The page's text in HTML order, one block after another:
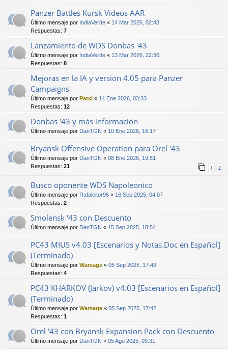
Panzer Battles Kursk Videos AAR
Último mensaje por IndiaVerde « 14 Mar 2026, 02:43
Respuestas: 7
Lanzamiento de WDS Donbas '43
Último mensaje por IndiaVerde « 13 Mar 2026, 22:36
Respuestas: 8
Mejoras en la IA y version 4.05 para Panzer
Campaigns
Último mensaje por Patxi « 14 Ene 2026, 03:33
Respuestas: 12
Donbas '43 y más información
Último mensaje por DanTGN « 10 Ene 2026, 16:17
Bryansk Offensive Operation para Orel '43
Último mensaje por DanTGN « 08 Ene 2026, 19:51
Respuestas: 21 1 2
Busco oponente WDS Napoleonico
Último mensaje por Rafaleitor96 « 16 Sep 2025, 04:07
Respuestas: 2
Smolensk '43 con Descuento
Último mensaje por DanTGN « 15 Sep 2025, 18:54
PC43 MIUS v4.03 [Escenarios y Notas.Doc en Español]
(Terminado)
Último mensaje por Warsage « 05 Sep 2025, 17:49
Respuestas: 4
PC43 KHARKOV (Jarkov) v4.03 [Escenarios en Español]
(Terminado)
Último mensaje por Warsage « 05 Sep 2025, 17:42
Respuestas: 1
Orel '43 con Bryansk Expansion Pack con Descuento
Último mensaje por DanTGN « 05 Ago 2025, 09:31